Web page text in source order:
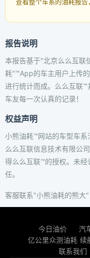
查看整个车系的油耗报告
报告说明
本报告基于"北京么么互联
耗"™App的车主用户上传
进行统计而成。么么互联
车友每一次认真的记录！
权益声明
小熊油耗™网站的车型车
么么互联信息技术有限公
得么么互联™的授权。未
任。
客服联系"小熊油耗的熊大
今日油价 汽
亿公里众测油耗 续
联系我们